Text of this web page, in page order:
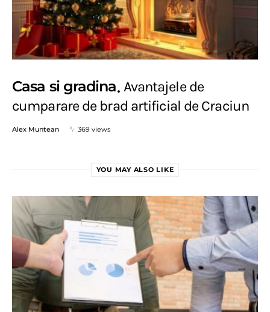
Casa si gradina Avantajele de
cumparare de brad artificial de Craciun
Alex Muntean 369 views
YOU MAY ALSO LIKE